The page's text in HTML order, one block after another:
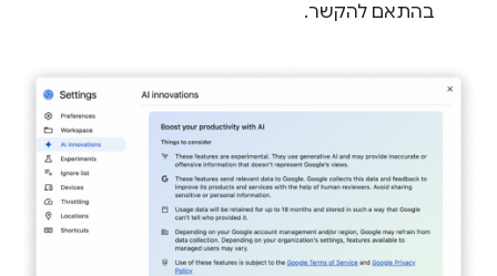
בהתאם להקשר.